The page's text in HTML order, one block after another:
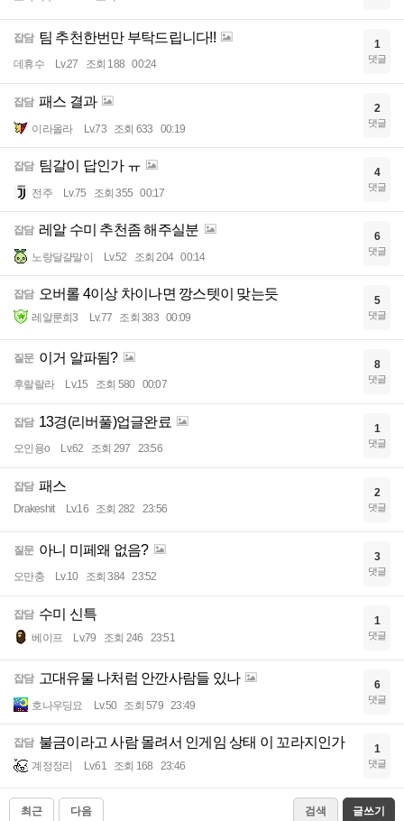
잡담 팀 추천한번만 부탁드립니다!!
데휴수 Lv.27 조회 188 00:24
1
댓글
잡담 패스 결과
이라올라 Lv.73 조회 633 00:19
2
댓글
잡담 팀갈이 답인가 ㅠ
전주 Lv.75 조회 355 00:17
4
댓글
잡담 레알 수미 추천좀 해주실분
노랑달걀말이 Lv.52 조회 204 00:14
6
댓글
잡담 오버롤 4이상 차이나면 깡스텟이 맞는듯
레알룬희3 Lv.77 조회 383 00:09
5
댓글
질문 이거 알파됨?
후랄랄라 Lv.15 조회 580 00:07
8
댓글
잡담 13경(리버풀)업글완료
오인용o Lv.62 조회 297 23:56
1
댓글
잡담 패스
Drakeshit Lv.16 조회 282 23:56
2
댓글
질문 아니 미페왜 없음?
오만충 Lv.10 조회 384 23:52
3
댓글
잡담 수미 신특
베이프 Lv.79 조회 246 23:51
1
댓글
잡담 고대유물 나처럼 안깐사람들 있나
호나우딩요 Lv.50 조회 579 23:49
6
댓글
잡담 불금이라고 사람 몰려서 인게임 상태 이 꼬라지인가
계정정리 Lv.61 조회 168 23:46
1
댓글
최근 다음 검색 글쓰기